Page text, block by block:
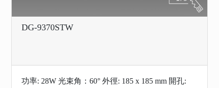
DG-9370STW
功率: 28W 光束角：60° 外徑: 185 x 185 mm 開孔: